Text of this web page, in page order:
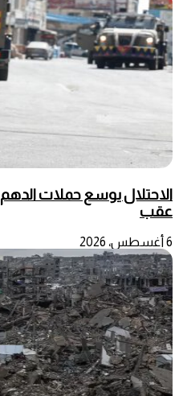
الاحتلال يوسع حملات الدهم
عقب
6 أغسطس، 2026